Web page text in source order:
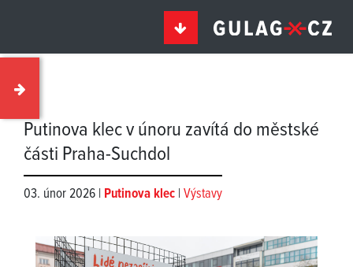
Putinova klec v únoru zavítá do městské
části Praha-Suchdol
03. únor 2026 | Putinova klec | Výstavy